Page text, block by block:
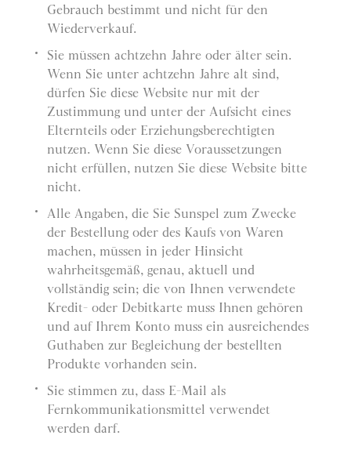
Gebrauch bestimmt und nicht für den
Wiederverkauf.
Sie müssen achtzehn Jahre oder älter sein.
Wenn Sie unter achtzehn Jahre alt sind,
dürfen Sie diese Website nur mit der
Zustimmung und unter der Aufsicht eines
Elternteils oder Erziehungsberechtigten
nutzen. Wenn Sie diese Voraussetzungen
nicht erfüllen, nutzen Sie diese Website bitte
nicht.
Alle Angaben, die Sie Sunspel zum Zwecke
der Bestellung oder des Kaufs von Waren
machen, müssen in jeder Hinsicht
wahrheitsgemäß, genau, aktuell und
vollständig sein; die von Ihnen verwendete
Kredit- oder Debitkarte muss Ihnen gehören
und auf Ihrem Konto muss ein ausreichendes
Guthaben zur Begleichung der bestellten
Produkte vorhanden sein.
Sie stimmen zu, dass E-Mail als
Fernkommunikationsmittel verwendet
werden darf.